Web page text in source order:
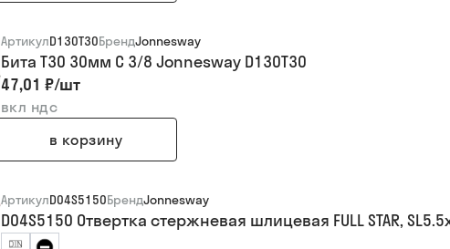
АртикулD130T30БрендJonnesway
Бита T30 30мм C 3/8 Jonnesway D130T30
47,01 ₽/шт
вкл ндс
в корзину
АртикулD04S5150БрендJonnesway
D04S5150 Отвертка стержневая шлицевая FULL STAR,